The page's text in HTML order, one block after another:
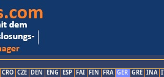
CRO CZE DEN ENG ESP FAI FIN FRA GER GRE INA